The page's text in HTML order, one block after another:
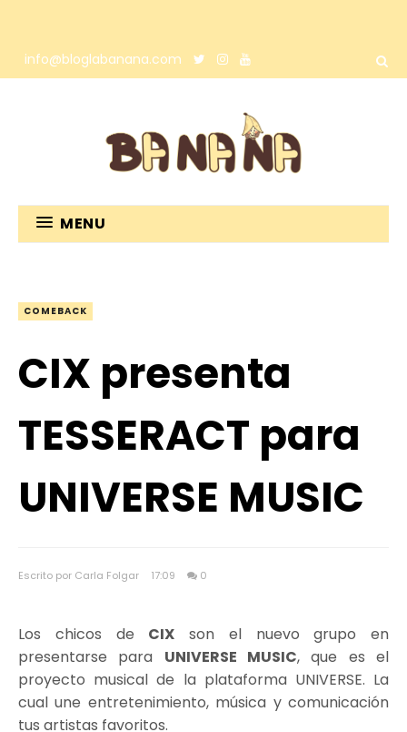
info@bloglabanana.com
MENU
COMEBACK
CIX presenta
TESSERACT para
UNIVERSE MUSIC
Escrito por Carla Folgar 17:09 0
Los chicos de CIX son el nuevo grupo en
presentarse para UNIVERSE MUSIC, que es el
proyecto musical de la plataforma UNIVERSE. La
cual une entretenimiento, música y comunicación
tus artistas favoritos.